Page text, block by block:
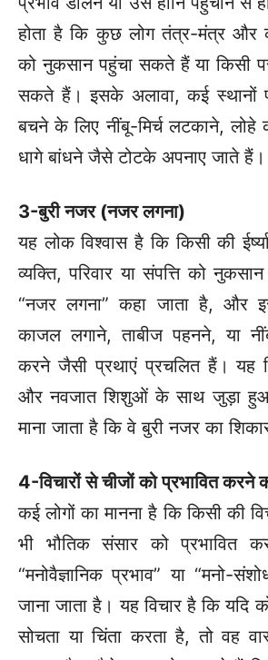
होता है कि कुछ लोग तंत्र-मंत्र और
को नुकसान पहुंचा सकते हैं या किसी
सकते हैं। इसके अलावा, कई स्थानों
बचने के लिए नींबू-मिर्च लटकाने, लोहे
धागे बांधने जैसे टोटके अपनाए जाते हैं।
3-बुरी नजर (नजर लगना)
यह लोक विश्वास है कि किसी की
व्यक्ति, परिवार या संपत्ति को
“नजर लगना” कहा जाता है, और
काजल लगाने, ताबीज पहनने, या
करने जैसी प्रथाएं प्रचलित हैं। यह
और नवजात शिशुओं के साथ जुड़ा
माना जाता है कि वे बुरी नजर का
4-विचारों से चीजों को प्रभावित करने
कई लोगों का मानना है कि किसी की
भी भौतिक संसार को प्रभावित
“मनोवैज्ञानिक प्रभाव” या “मनो-
जाना जाता है। यह विचार है कि यदि
सोचता या चिंता करता है, तो वह